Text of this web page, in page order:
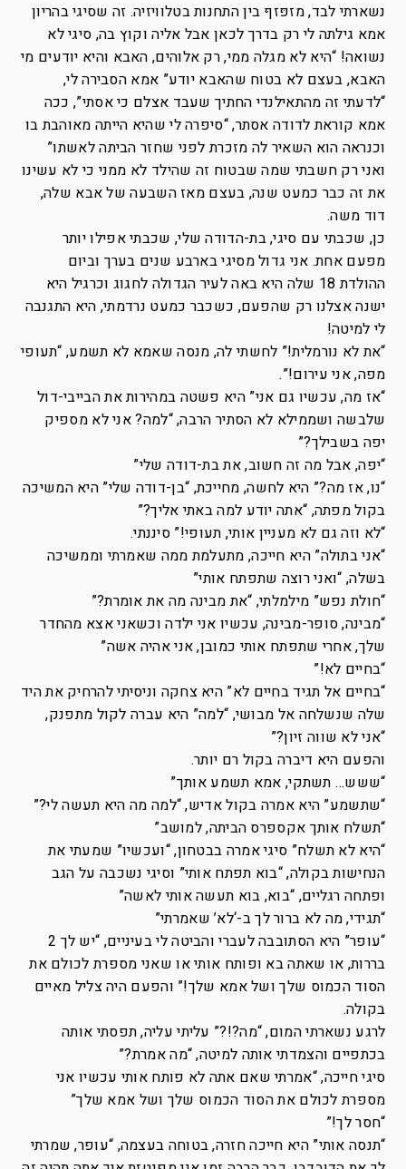
נשארתי לבד, מזפּזףּ בין התחנות בטלוויזיה. זה שסיגי בהריון
אמא גילתה לי רק בדרך לכאן אבל אליה וקוץ בה, סיגי לא
נשואה! “היא לא מגלה ממי, רק אלוהים, האבא והיא יודעים מי
האבא, בעצם לא בטוח שהאבא יודע” אמא הסבירה לי,
“לדעתי זה מהתאילנדי החתיך שעבד אצלם כי אסתי”, ככה
אמא קוראת לדודה אסתר, “סיפרה לי שהיא הייתה מאוהבת בו
וכנראה הוא השאיר לה מזכרת לפני שחזר הביתה לאשתו”
ואני רק חשבתי שמה שבטוח זה שהילד לא ממני כי לא עשינו
את זה כבר כמעט שנה, בעצם מאז השבעה של אבא שלה,
דוד משה.
כן, שכבתי עם סיגי, בת-הדודה שלי, שכבתי אפילו יותר
מפעם אחת. אני גדול מסיגי בארבע שנים בערך וביום
ההולדת 18 שלה היא באה לעיר הגדולה לחגוג וכרגיל היא
ישנה אצלנו רק שהפעם, כשכבר כמעט נרדמתי, היא התגנבה
לי למיטה!
“את לא נורמלית!” לחשתי לה, מנסה שאמא לא תשמע, “תעופי
מפה, אני עירום!”.
“אז מה, עכשיו גם אני” היא פשטה במהירות את הבייבי-דול
שלבשה ושממילא לא הסתיר הרבה, “למה? אני לא מספיק
יפה בשבילך?”
“יפה, אבל מה זה חשוב, את בת-דודה שלי”
“נו, אז מה?” היא לחשה, מחייכת, “בן-דודה שלי” היא המשיכה
בקול מפתה, “אתה יודע למה באתי אליך?”
“לא וזה גם לא מעניין אותי, תעופי!” סיננתי.
“אני בתולה” היא חייכה, מתעלמת ממה שאמרתי וממשיכה
בשלה, “ואני רוצה שתפתח אותי”
“חולת נפש” מילמלתי, “את מבינה מה את אומרת?”
“מבינה, סופר-מבינה, עכשיו אני ילדה וכשאני אצא מהחדר
שלך, אחרי שתפתח אותי כמובן, אני אהיה אשה”
“בחיים לא!”
“בחיים אל תגיד בחיים לא” היא צחקה וניסיתי להרחיק את היד
שלה שנשלחה אל מבושי, “למה” היא עברה לקול מתפנק,
“אני לא שווה זיון?”
והפעם היא דיברה בקול רם יותר.
“ששש… תשתקי, אמא תשמע אותך”
“שתשמע” היא אמרה בקול אדיש, “למה מה היא תעשה לי?”
“תשלח אותך אקספרס הביתה, למושב”
“היא לא תשלח” סיגי אמרה בבטחון, “ועכשיו” שמעתי את
הנחישות בקולה, “בוא תפתח אותי” וסיגי נשכבה על הגב
ופתחה רגליים, “בוא, בוא תעשה אותי לאשה”
“תגידי, מה לא ברור לך ב-‘לא’ שאמרתי”
“עופר” היא הסתובבה לעברי והביטה לי בעיניים, “יש לך 2
בררות, או שאתה בא ופותח אותי או שאני מספרת לכולם את
הסוד הכמוס שלך ושל אמא שלך!” והפעם היה צליל מאיים
בקולה.
לרגע נשארתי המום, “מה?!?” עליתי עליה, תפסתי אותה
בכתפיים והצמדתי אותה למיטה, “מה אמרת?”
סיגי חייכה, “אמרתי שאם אתה לא פותח אותי עכשיו אני
מספרת לכולם את הסוד הכמוס שלך ושל אמא שלך”
“חסר לך!”
“תנסה אותי” היא חייכה חזרה, בטוחה בעצמה, “עופר, שמרתי